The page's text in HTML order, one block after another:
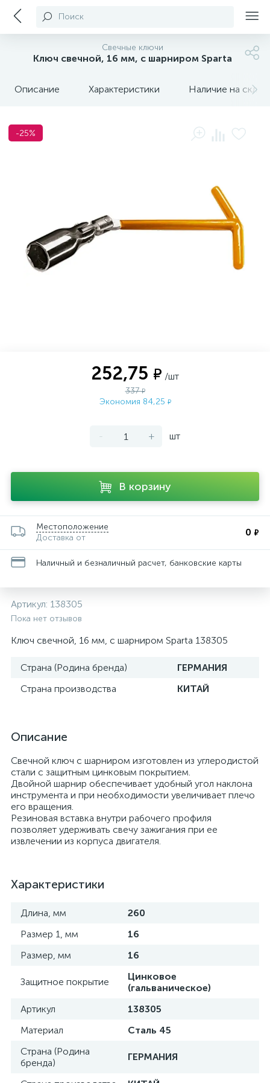
Поиск
Свечные ключи
Ключ свечной, 16 мм, с шарниром Sparta
Описание Характеристики Наличие на
-25%
252,75 ₽ /шт
337₽
Экономия 84,25 ₽
- + шт
В корзину
Местоположение
Доставка от
0 ₽
Наличный и безналичный расчет, банковские карты
Артикул: 138305
Пока нет отзывов
Ключ свечной, 16 мм, с шарниром Sparta 138305
Страна (Родина бренда)
ГЕРМАНИЯ
Страна производства
КИТАЙ
Описание
Свечной ключ с шарниром изготовлен из углеродистой
стали с защитным цинковым покрытием.
Двойной шарнир обеспечивает удобный угол наклона
инструмента и при необходимости увеличивает плечо
его вращения.
Резиновая вставка внутри рабочего профиля
позволяет удерживать свечу зажигания при ее
извлечении из корпуса двигателя.
Характеристики
Длина, мм
260
Размер 1, мм
16
Размер, мм
16
Защитное покрытие
Цинковое
(гальваническое)
Артикул
138305
Материал
Сталь 45
Страна (Родина
бренда)
ГЕРМАНИЯ